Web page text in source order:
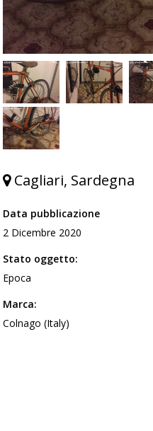
Cagliari, Sardegna
Data pubblicazione
2 Dicembre 2020
Stato oggetto:
Epoca
Marca:
Colnago (Italy)